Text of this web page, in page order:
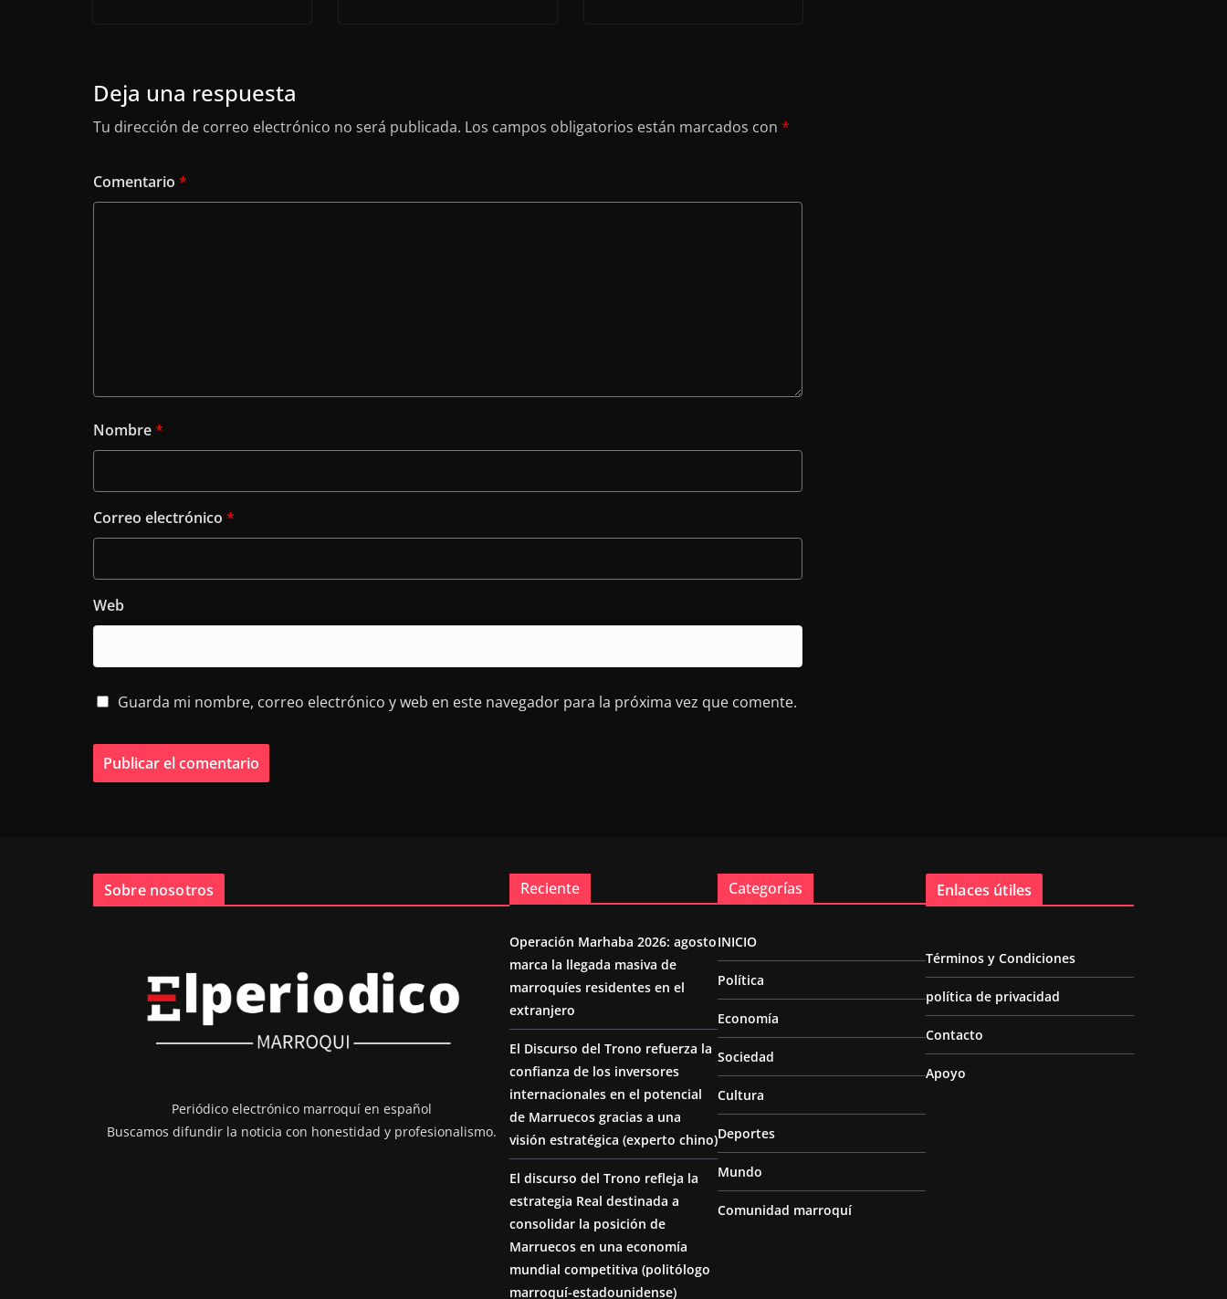
Deja una respuesta
Tu dirección de correo electrónico no será publicada. Los campos obligatorios están marcados con *
Comentario *
Nombre*
Correo electrónico *
Web
Guarda mi nombre, correo electrónico y web en este navegador para la próxima vez que comente.
Sobre nosotros
Periódico electrónico marroquí en español
Buscamos difundir la noticia con honestidad y profesionalismo.
Reciente
Operación Marhaba 2026: agosto
marca la llegada masiva de
marroquíes residentes en el
extranjero
El Discurso del Trono refuerza la
confianza de los inversores
internacionales en el potencial
de Marruecos gracias a una
visión estratégica (experto chino)
El discurso del Trono refleja la
estrategia Real destinada a
consolidar la posición de
Marruecos en una economía
mundial competitiva (politólogo
marroquí-estadounidense)
Categorías
INICIO
Política
Economía
Sociedad
Cultura
Deportes
Mundo
Comunidad marroquí
Enlaces útiles
Términos y Condiciones
política de privacidad
Contacto
Apoyo